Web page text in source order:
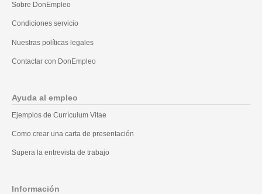
Sobre DonEmpleo
Condiciones servicio
Nuestras políticas legales
Contactar con DonEmpleo
Ayuda al empleo
Ejemplos de Currículum Vitae
Como crear una carta de presentación
Supera la entrevista de trabajo
Información